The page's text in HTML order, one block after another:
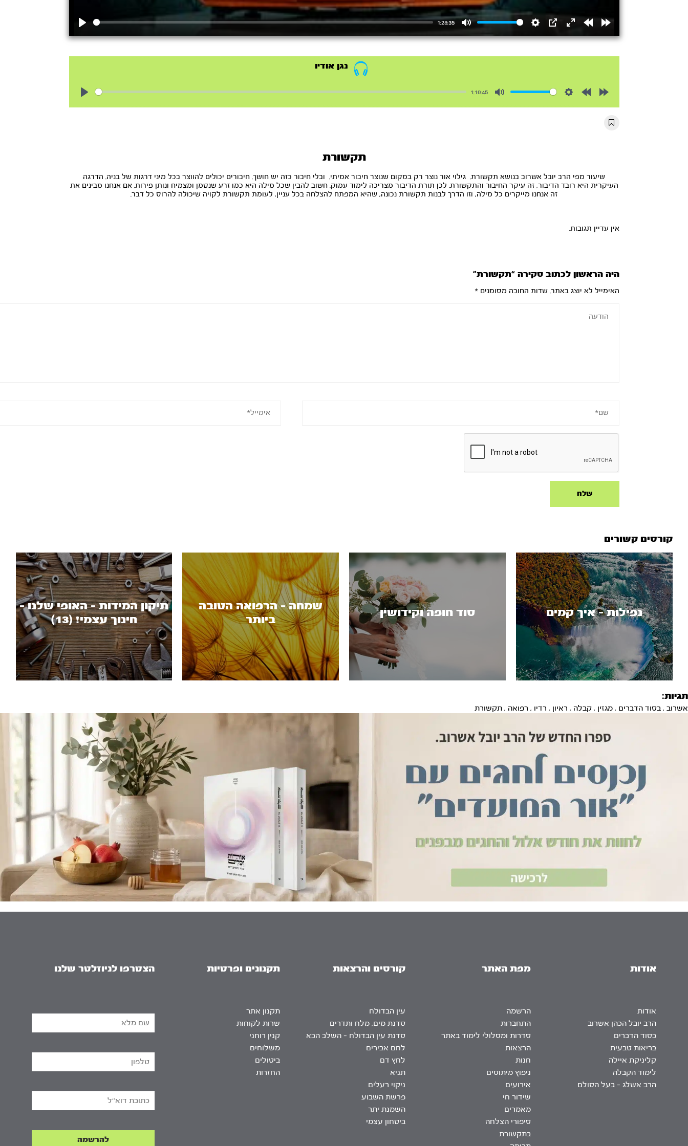
1:28:35
נגן אודיו
1:10:45
תקשורת
שיעור מפי הרב יובל אשרוב בנושא תקשורת. גילוי אור נוצר רק במקום שנוצר חיבור אמיתי. ובלי חיבור כזה יש חושך. חיבורים יכולים להווצר בכל מיני דרגות של בניה. הדרגה
העיקרית היא רובד הדיבור, זה עיקר החיבור והתקשורת. לכן תורת הדיבור מצריכה לימוד עמוק. חשוב להבין שכל מילה היא כמו זרע שנטמן ומצמיח ונותן פירות. אם אנחנו מבינים את
זה אנחנו מייקרים כל מילה, וזו הדרך לבנות תקשורת נכונה, שהיא המפתח להצלחה בכל עניין, לעומת תקשורת לקויה שיכולה להרוס כל דבר.
אין עדיין תגובות.
היה הראשון לכתוב סקירה “תקשורת”
האימייל לא יוצג באתר. שדות החובה מסומנים*
קורסים קשורים
נפילות - איך קמים סוד חופה וקידושין
שמחה - הרפואה הטובה
ביותר
תיקון המידות - האופי שלנו -
חינוך עצמי! (13)
תגיות:
אשרוב , בסוד הדברים , מגזין , קבלה , ראיון , רדיו , רפואה , תקשורת
אודות
אודות
הרב יובל הכהן אשרוב
בסוד הדברים
בריאות טבעית
קליניקת איילה
לימוד הקבלה
הרב אשלג – בעל הסולם
מפת האתר
הרשמה
התחברות
סדרות ומסלולי לימוד באתר
הרצאות
חנות
ניפוץ מיתוסים
אירועים
שידור חי
מאמרים
סיפורי הצלחה
בתקשורת
קורסים והרצאות
עין הבדולח
סדנת מים, מלח ותדרים
סדנת עין הבדולח – השלב הבא
לחם אבירים
לחץ דם
תניא
ניקוי רעלים
פרשת השבוע
השמנת יתר
ביטחון עצמי
תקנונים ופרטיות
תקנון אתר
שרות לקוחות
קנין רוחני
משלוחים
ביטולים
החזרות
הצטרפו לניוזלטר שלנו